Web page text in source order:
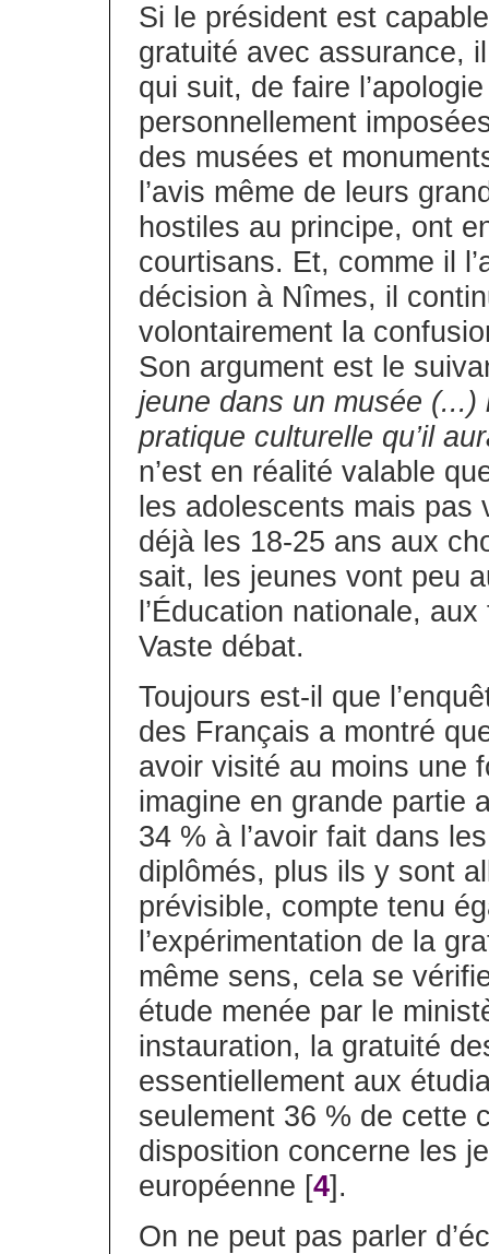
Si le président est
gratuité avec assurance,
qui suit, de faire
personnellement
des musées et
l’avis même de leurs
hostiles au principe, ont
courtisans. Et, comme il
décision à Nîmes, il
volontairement la
Son argument est le
jeune dans un musée
pratique culturelle qu’il
n’est en réalité valable
les adolescents mais
déjà les 18-25 ans aux
sait, les jeunes vont peu
l’Éducation nationale,
Vaste débat.
Toujours est-il que
des Français a montré
avoir visité au moins une
imagine en grande partie
34 % à l’avoir fait dans
diplômés, plus ils y sont
prévisible, compte tenu
l’expérimentation de la
même sens, cela se
étude menée par le
instauration, la gratuité
essentiellement aux
seulement 36 % de cette
disposition concerne les
européenne [4].
On ne peut pas parler